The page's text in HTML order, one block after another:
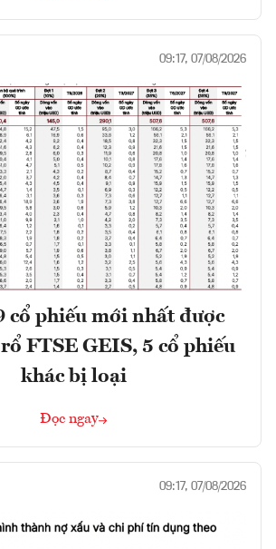
09:17, 07/08/2026
cổ phiếu mới nhất được
FTSE GEIS, 5 cổ phiếu
khác bị loại
Đọc ngay
09:17, 07/08/2026